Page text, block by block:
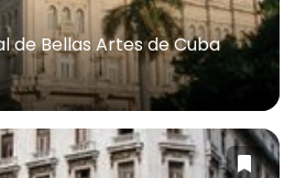
de Bellas Artes de Cuba